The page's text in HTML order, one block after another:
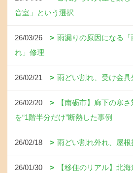
音室」という選択
26/03/26
雨漏りの原因になる
れ」修理
26/02/21 雨どい割れ、受け金具
26/02/20
【南砺市】廊下の寒
を“1階半分だけ”断熱した事例
26/02/18 雨どい割れ外れ、屋根
26/01/30
【移住のリアル】北